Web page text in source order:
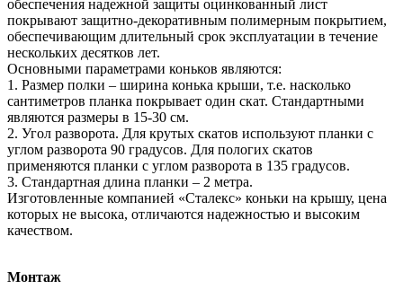
обеспечения надежной защиты оцинкованный лист
покрывают защитно-декоративным полимерным покрытием,
обеспечивающим длительный срок эксплуатации в течение
нескольких десятков лет.
Основными параметрами коньков являются:
1. Размер полки – ширина конька крыши, т.е. насколько
сантиметров планка покрывает один скат. Стандартными
являются размеры в 15-30 см.
2. Угол разворота. Для крутых скатов используют планки с
углом разворота 90 градусов. Для пологих скатов
применяются планки с углом разворота в 135 градусов.
3. Стандартная длина планки – 2 метра.
Изготовленные компанией «Сталекс» коньки на крышу, цена
которых не высока, отличаются надежностью и высоким
качеством.
Монтаж